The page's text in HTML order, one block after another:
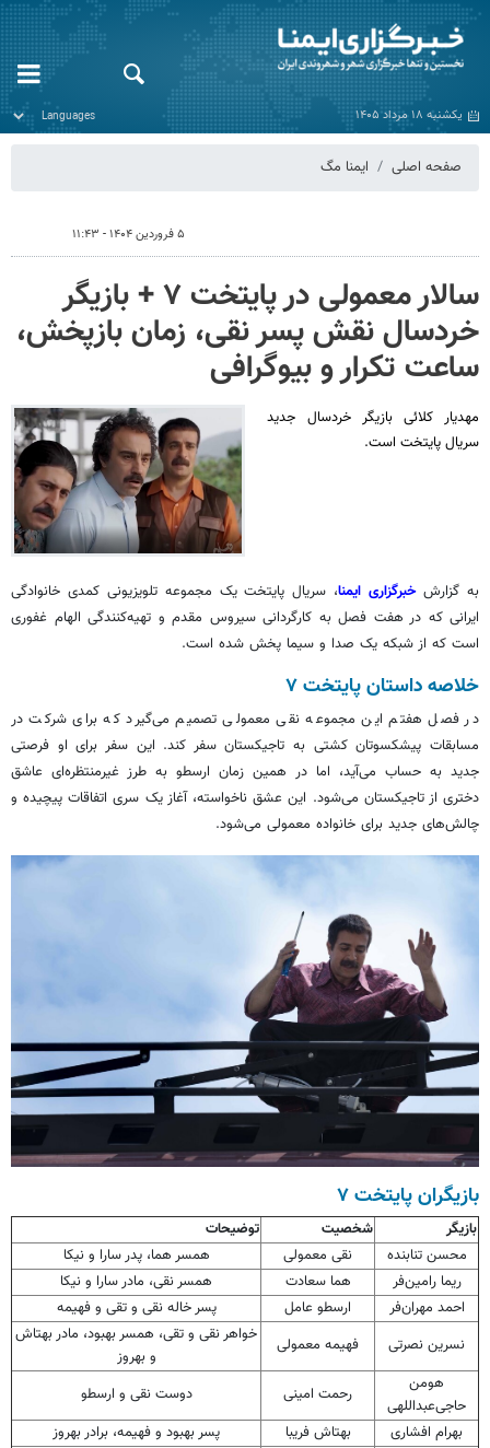
یکشنبه ۱۸ مرداد ۱۴۰۵
صفحه اصلی ایمنا مگ
۵ فروردین ۱۴۰۴ - ۱۱:۴۳
سالار معمولی در پایتخت ۷ + بازیگر
خردسال نقش پسر نقی، زمان بازپخش،
ساعت تکرار و بیوگرافی
مهدیار کلائی بازیگر خردسال جدید
سریال پایتخت است.
به گزارشخبرگزاری ایمنا، سریال پایتخت یک مجموعه تلویزیونی کمدی خانوادگی
ایرانی که در هفت فصل به کارگردانی سیروس مقدم و تهیه‌کنندگی الهام غفوری
است که از شبکه یک صدا و سیما پخش شده است.
خلاصه داستان پایتخت ۷
در فصل هفتم این مجموعه نقی معمولی تصمیم می‌گیرد که برای شرکت در
مسابقات پیشکسوتان کشتی به تاجیکستان سفر کند. این سفر برای او فرصتی
جدید به حساب می‌آید، اما در همین زمان ارسطو به طرز غیرمنتظره‌ای عاشق
دختری از تاجیکستان می‌شود. این عشق ناخواسته، آغاز یک سری اتفاقات پیچیده و
چالش‌های جدید برای خانواده معمولی می‌شود.
بازیگران پایتخت ۷
بازیگر شخصیت
توضیحات
محسن تنابنده
نقی معمولی
همسر هما، پدر سارا و نیکا
ریما رامین‌فر
هما سعادت
همسر نقی، مادر سارا و نیکا
احمد مهران‌فر
ارسطو عامل
پسر خاله نقی و تقی و فهیمه
نسرین نصرتی
فهیمه معمولی
خواهر نقی و تقی، همسر بهبود، مادر بهتاش
و بهروز
هومن
حاجی‌عبداللهی
رحمت امینی
دوست نقی و ارسطو
بهرام افشاری
بهتاش فریبا
پسر بهبود و فهیمه، برادر بهروز